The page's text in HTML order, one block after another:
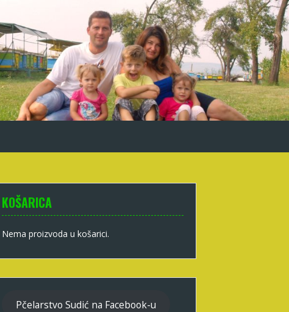
KOŠARICA
Nema proizvoda u košarici.
Pčelarstvo Sudić na Facebook-u